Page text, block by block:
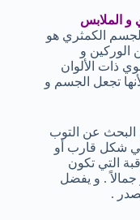
و الملابس
الكمثري هو
الوركين و
ذات الألوان
تجعل الجسم و
عن التوب
شكل قارب أو
التي تكون
. و يفضل
.